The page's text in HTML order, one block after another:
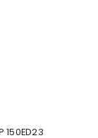
150ED23